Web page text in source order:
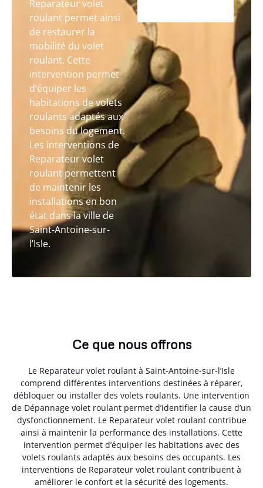
Reparateur volet
roulant permet ainsi
de restaurer la
mobilité du volet
roulant. Cette
intervention permet
d’équiper les
habitations de volets
roulants adaptés aux
besoins du logement.
Les interventions de
Reparateur volet
roulant permettent
de maintenir les
installations en bon
état dans la ville de
Saint-Antoine-sur-
l’Isle.
Ce que nous offrons
Le Reparateur volet roulant à Saint-Antoine-sur-l’Isle
comprend différentes interventions destinées à réparer,
débloquer ou installer des volets roulants. Une intervention
de Dépannage volet roulant permet d’identifier la cause d’un
dysfonctionnement. Le Reparateur volet roulant contribue
ainsi à maintenir la performance des installations. Cette
intervention permet d’équiper les habitations avec des
volets roulants adaptés aux besoins des occupants. Les
interventions de Reparateur volet roulant contribuent à
améliorer le confort et la sécurité des logements.